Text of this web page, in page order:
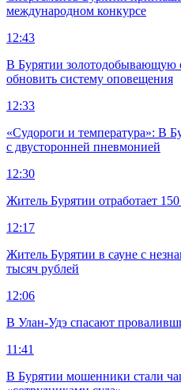
международном конкурсе
12:43
В Бурятии золотодобывающую
обновить систему оповещения
12:33
«Судороги и температура»: В
с двусторонней пневмонией
12:30
Житель Бурятии отработает
12:17
Житель Бурятии в сауне с
тысяч рублей
12:06
В Улан-Удэ спасают
11:41
В Бурятии мошенники стали